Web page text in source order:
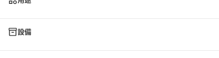
設備